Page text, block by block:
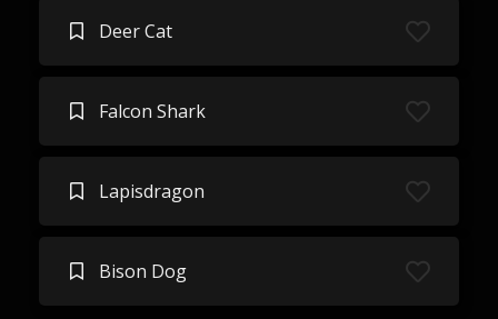
Deer Cat
Falcon Shark
Lapisdragon
Bison Dog